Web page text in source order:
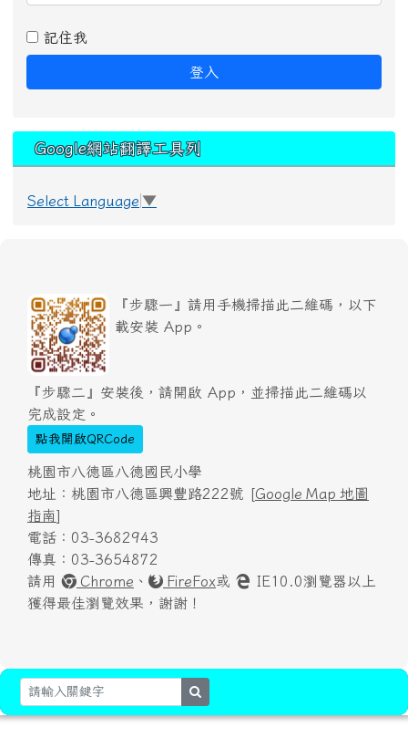
記住我
登入
Google網站翻譯工具列
Select Language ▼
『步驟一』請用手機掃描此二維碼，以下
載安裝 App。
『步驟二』安裝後，請開啟 App，並掃描此二維碼以
完成設定。
點我開啟QRCode
桃園市八德區八德國民小學
地址：桃園市八德區興豐路222號 [Google Map 地圖
指南]
電話：03-3682943
傳真：03-3654872
請用
Chrome 、 FireFox或
IE10.0瀏覽器以上
獲得最佳瀏覽效果，謝謝！